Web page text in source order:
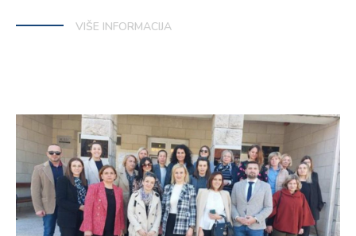
VIŠE INFORMACIJA